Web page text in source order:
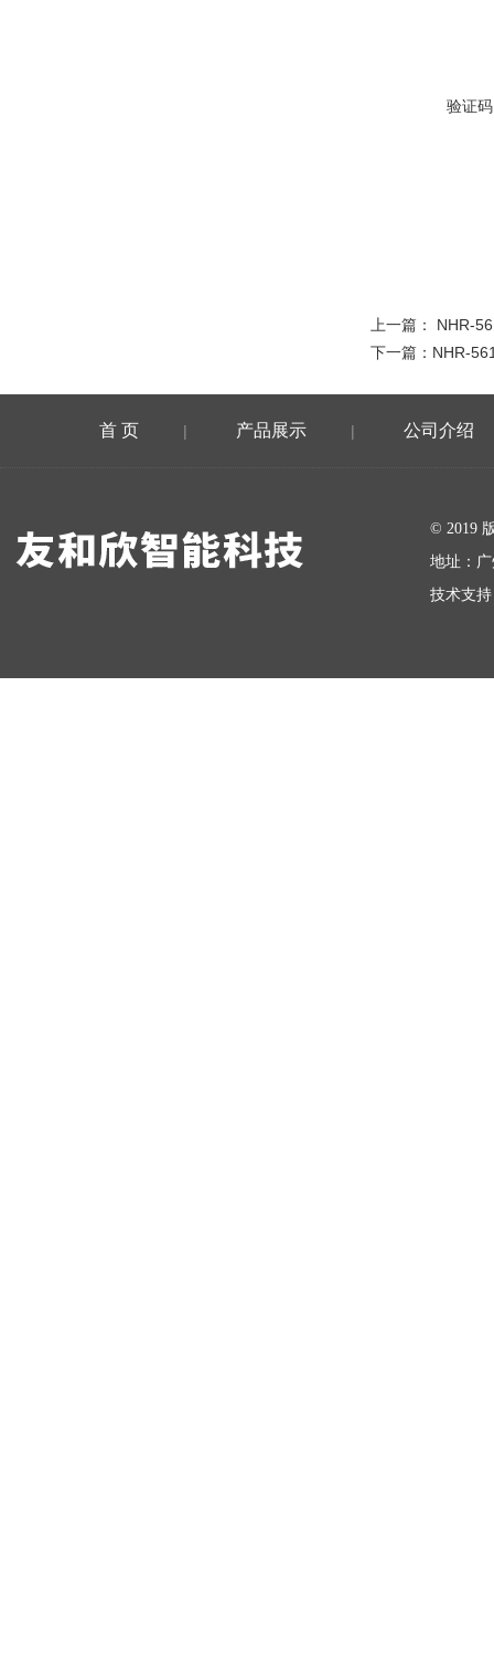
验证
上一篇： NHR-
下一篇： NHR-
首 页 | 产品展示 | 公司介绍
© 2019
地址：
技术支